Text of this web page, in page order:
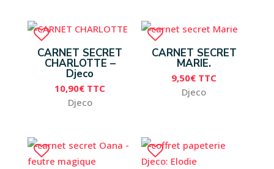
CARNET SECRET
CHARLOTTE –
Djeco
10,90€ TTC
Djeco
CARNET SECRET
MARIE.
9,50€ TTC
Djeco